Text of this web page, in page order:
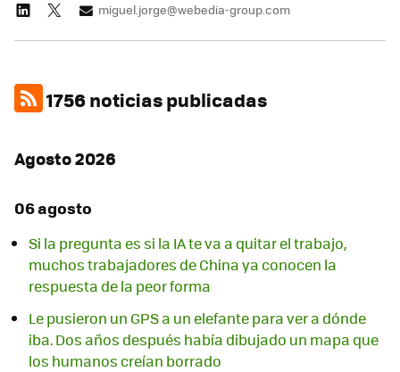
miguel.jorge@webedia-group.com
1756 noticias publicadas
Agosto 2026
06 agosto
Si la pregunta es si la IA te va a quitar el trabajo,
muchos trabajadores de China ya conocen la
respuesta de la peor forma
Le pusieron un GPS a un elefante para ver a dónde
iba. Dos años después había dibujado un mapa que
los humanos creían borrado